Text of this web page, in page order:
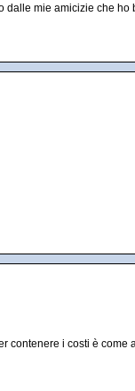
dalle mie amicizie che ho
contenere i costi è come